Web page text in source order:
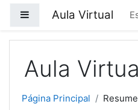
Panel lateral
Aula Virtual
Aula
Página Principal